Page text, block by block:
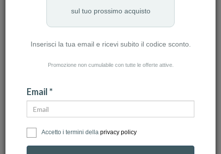
sul tuo prossimo acquisto
Inserisci la tua email e ricevi subito il codice sconto.
Promozione non cumulabile con tutte le offerte attive.
Email *
Accetto i termini della privacy policy